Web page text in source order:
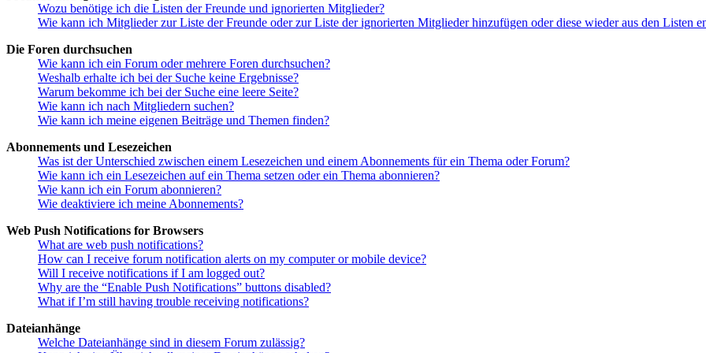
Wozu benötige ich die Listen der Freunde und ignorierten Mitglieder?
Wie kann ich Mitglieder zur Liste der Freunde oder zur Liste der ignorierten Mitglieder hinzufügen oder diese wieder aus den Listen
Die Foren durchsuchen
Wie kann ich ein Forum oder mehrere Foren durchsuchen?
Weshalb erhalte ich bei der Suche keine Ergebnisse?
Warum bekomme ich bei der Suche eine leere Seite?
Wie kann ich nach Mitgliedern suchen?
Wie kann ich meine eigenen Beiträge und Themen finden?
Abonnements und Lesezeichen
Was ist der Unterschied zwischen einem Lesezeichen und einem Abonnements für ein Thema oder Forum?
Wie kann ich ein Lesezeichen auf ein Thema setzen oder ein Thema abonnieren?
Wie kann ich ein Forum abonnieren?
Wie deaktiviere ich meine Abonnements?
Web Push Notifications for Browsers
What are web push notifications?
How can I receive forum notification alerts on my computer or mobile device?
Will I receive notifications if I am logged out?
Why are the “Enable Push Notifications” buttons disabled?
What if I’m still having trouble receiving notifications?
Dateianhänge
Welche Dateianhänge sind in diesem Forum zulässig?